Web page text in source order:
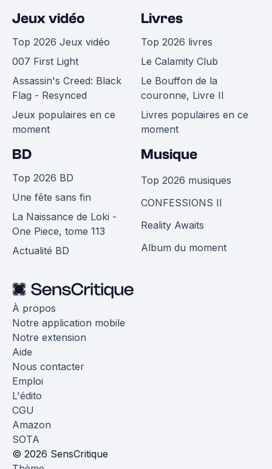
Jeux vidéo
Top 2026 Jeux vidéo
007 First Light
Assassin's Creed: Black
Flag - Resynced
Jeux populaires en ce
moment
Livres
Top 2026 livres
Le Calamity Club
Le Bouffon de la
couronne, Livre II
Livres populaires en ce
moment
BD
Top 2026 BD
Une fête sans fin
La Naissance de Loki -
One Piece, tome 113
Actualité BD
Musique
Top 2026 musiques
CONFESSIONS II
Reality Awaits
Album du moment
À propos
Notre application mobile
Notre extension
Aide
Nous contacter
Emploi
L'édito
CGU
Amazon
SOTA
© 2026 SensCritique